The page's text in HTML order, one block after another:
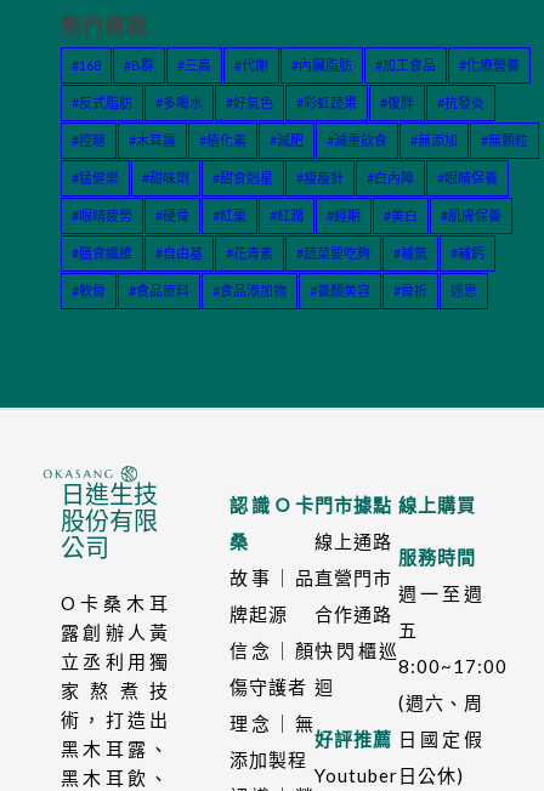
熱門標籤
#168 #B群 #三高 #代謝 #內臟脂肪 #加工食品 #化療營養
#反式脂肪 #多喝水 #好氣色 #彩虹蔬果 #復胖 #抗發炎
#控糖 #木耳露 #植化素 #減肥 #減重飲食 #無添加 #無顆粒
#猛健樂 #甜味劑 #甜食剋星 #瘦瘦針 #白內障 #眼睛保養
#眼睛疲勞 #硬骨 #紅棗 #紅潤 #經期 #美白 #肌膚保養
#膳食纖維 #自由基 #花青素 #蔬菜要吃夠 #補氣 #補鈣
#軟骨 #食品原料 #食品添加物 #養顏美容 #骨折 迷思
日進生技
股份有限
公司
O卡桑木耳
露創辦人黃
立丞利用獨
家熬煮技
術，打造出
黑木耳露、
黑木耳飲、
認識Ｏ卡
桑
故事｜品
牌起源
信念｜顏
傷守護者
理念｜無
添加製程
門市據點
線上通路
直營門市
合作通路
快閃櫃巡
迴
好評推薦
Youtuber
線上購買
服務時間
週一至週
五
8:00~17:00
(週六、周
日國定假
日公休)